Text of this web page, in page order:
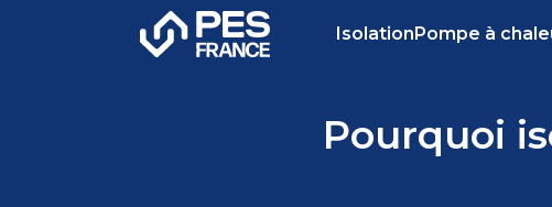
IsolationPompe à
Pourquoi